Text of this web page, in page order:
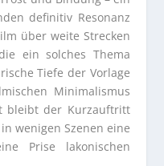
definitiv Resonanz
über weite Strecken
ein solches Thema
Tiefe der Vorlage
Minimalismus
bleibt der Kurzauftritt
wenigen Szenen eine
Prise lakonischen